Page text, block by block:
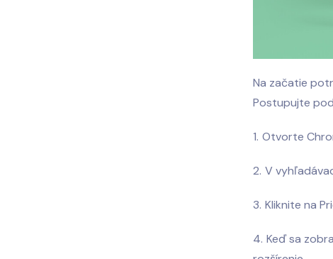
Na začatie
Postupujte
Otvorte
V
Kliknite na
Keď sa